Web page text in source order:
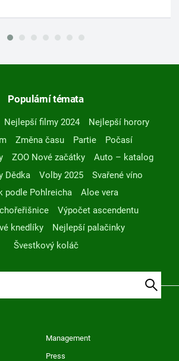
Populární témata
Nejlepší filmy 2024
Nejlepší horory
Změna času Partie
Počasí
ZOO Nové začátky
Auto – katalog
Dědka
Volby 2025
Svařené víno
podle Pohlreicha
Aloe vera
Výpočet ascendentu
knedlíky
Nejlepší palačinky
Švestkový koláč
Management
Press